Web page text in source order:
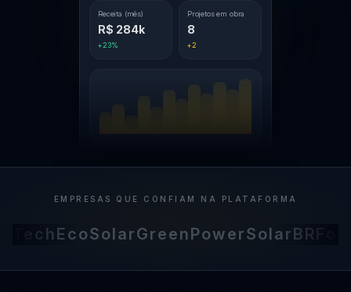
Receita (mês)
R$ 284k
+23%
Projetos em obra
8
+2
EMPRESAS QUE CONFIAM NA PLATAFORMA
EcoSolarGreenPowerSolarBR